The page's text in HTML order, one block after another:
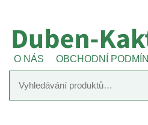
O NÁS OBCHODNÍ